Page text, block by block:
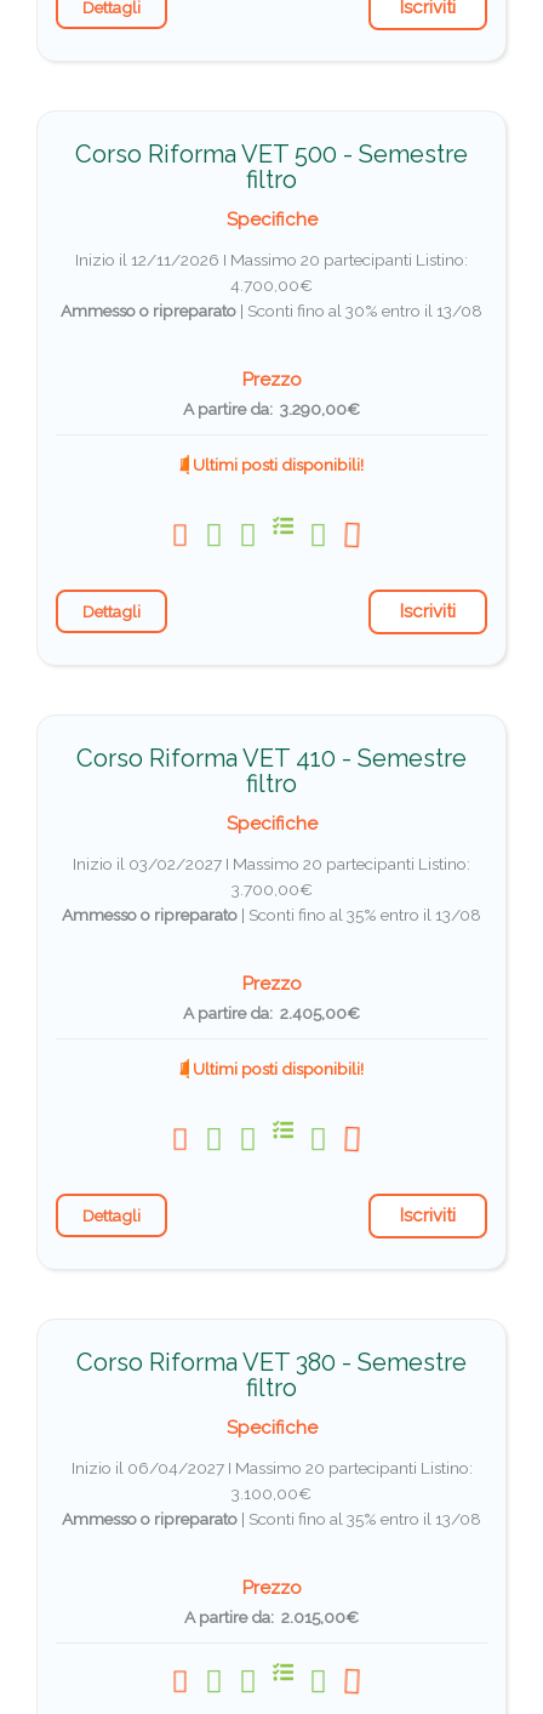
Dettagli Iscriviti
Corso Riforma VET 500 - Semestre
filtro
Specifiche
Inizio il 12/11/2026 I Massimo 20 partecipanti Listino:
4.700,00€
Ammesso o ripreparato | Sconti fino al 30% entro il 13/08
Prezzo
A partire da: 3.290,00€
Ultimi posti disponibili!
Dettagli Iscriviti
Corso Riforma VET 410 - Semestre
filtro
Specifiche
Inizio il 03/02/2027 I Massimo 20 partecipanti Listino:
3.700,00€
Ammesso o ripreparato | Sconti fino al 35% entro il 13/08
Prezzo
A partire da: 2.405,00€
Ultimi posti disponibili!
Dettagli Iscriviti
Corso Riforma VET 380 - Semestre
filtro
Specifiche
Inizio il 06/04/2027 I Massimo 20 partecipanti Listino:
3.100,00€
Ammesso o ripreparato | Sconti fino al 35% entro il 13/08
Prezzo
A partire da: 2.015,00€